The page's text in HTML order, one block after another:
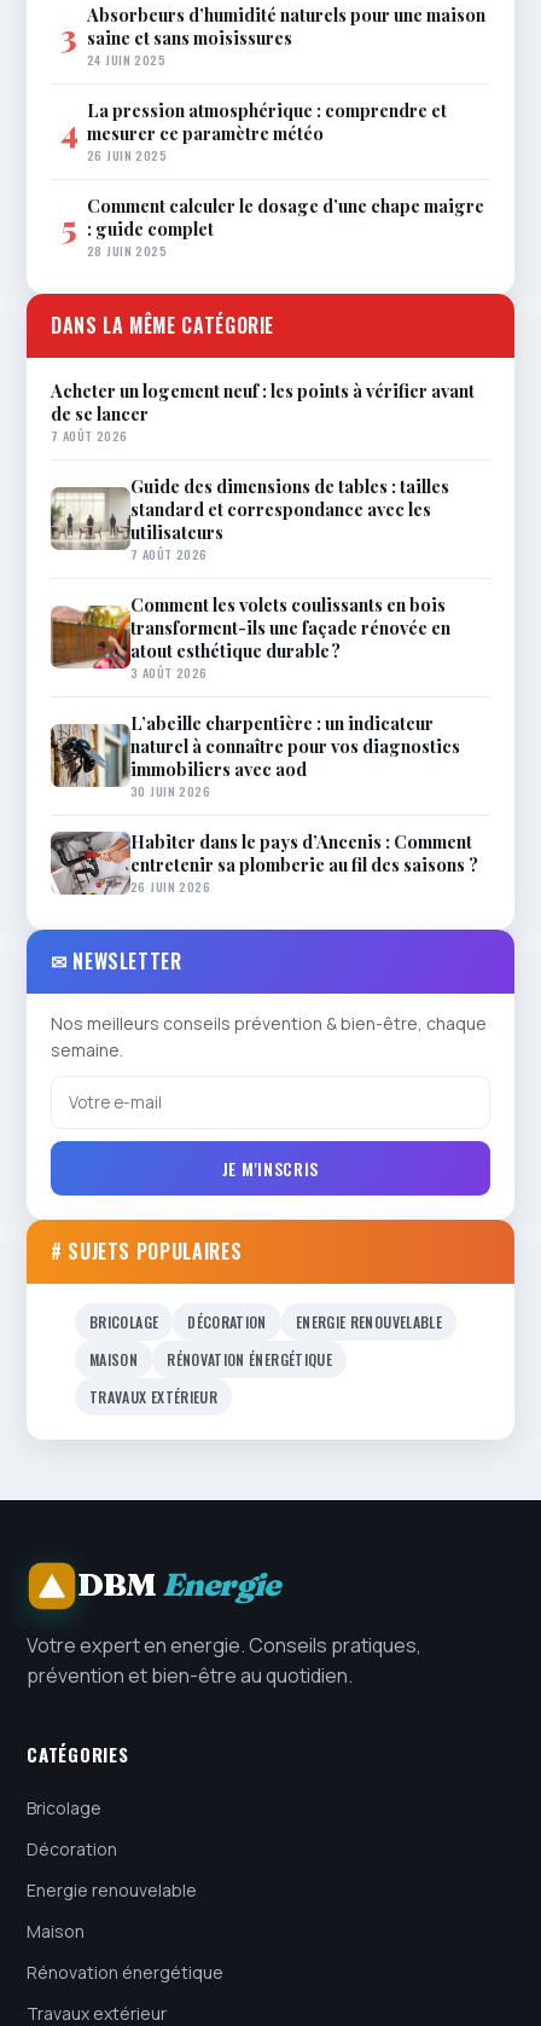
3 Absorbeurs d’humidité naturels pour une maison
saine et sans moisissures
24 JUIN 2025
4 La pression atmosphérique : comprendre et
mesurer ce paramètre météo
26 JUIN 2025
5 Comment calculer le dosage d’une chape maigre
: guide complet
28 JUIN 2025
DANS LA MÊME CATÉGORIE
Acheter un logement neuf : les points à vérifier avant
de se lancer
7 AOÛT 2026
Guide des dimensions de tables : tailles
standard et correspondance avec les
utilisateurs
7 AOÛT 2026
Comment les volets coulissants en bois
transforment-ils une façade rénovée en
atout esthétique durable ?
3 AOÛT 2026
L’abeille charpentière : un indicateur
naturel à connaître pour vos diagnostics
immobiliers avec aod
30 JUIN 2026
Habiter dans le pays d’Ancenis : Comment
entretenir sa plomberie au fil des saisons ?
26 JUIN 2026
✉ NEWSLETTER
Nos meilleurs conseils prévention & bien-être, chaque
semaine.
JE M'INSCRIS
# SUJETS POPULAIRES
BRICOLAGE DÉCORATION
ENERGIE RENOUVELABLE
MAISON
RÉNOVATION ÉNERGÉTIQUE
TRAVAUX EXTÉRIEUR
DBMEnergie
Votre expert en energie. Conseils pratiques,
prévention et bien-être au quotidien.
CATÉGORIES
Bricolage
Décoration
Energie renouvelable
Maison
Rénovation énergétique
Travaux extérieur